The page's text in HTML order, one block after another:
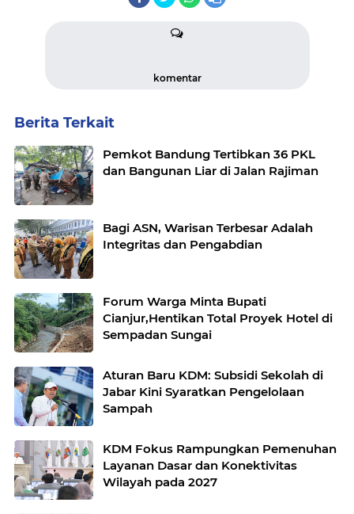
komentar
Berita Terkait
Pemkot Bandung Tertibkan 36 PKL
dan Bangunan Liar di Jalan Rajiman
Bagi ASN, Warisan Terbesar Adalah
Integritas dan Pengabdian
Forum Warga Minta Bupati
Cianjur,Hentikan Total Proyek Hotel di
Sempadan Sungai
Aturan Baru KDM: Subsidi Sekolah di
Jabar Kini Syaratkan Pengelolaan
Sampah
KDM Fokus Rampungkan Pemenuhan
Layanan Dasar dan Konektivitas
Wilayah pada 2027